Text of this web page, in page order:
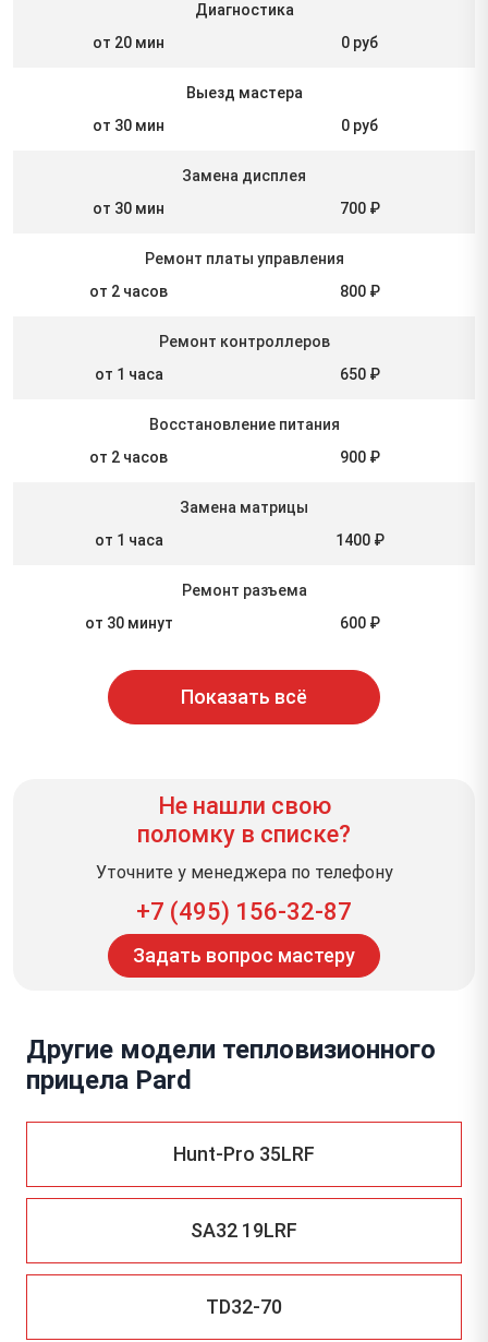
Диагностика
от 20 мин
0 руб
Выезд мастера
от 30 мин
0 руб
Замена дисплея
от 30 мин
700 ₽
Ремонт платы управления
от 2 часов
800 ₽
Ремонт контроллеров
от 1 часа
650 ₽
Восстановление питания
от 2 часов
900 ₽
Замена матрицы
от 1 часа
1400 ₽
Ремонт разъема
от 30 минут
600 ₽
Показать всё
Не нашли свою
поломку в списке?
Уточните у менеджера по телефону
+7 (495) 156-32-87
Задать вопрос мастеру
Другие модели тепловизионного
прицела Pard
Hunt-Pro 35LRF
SA32 19LRF
TD32-70